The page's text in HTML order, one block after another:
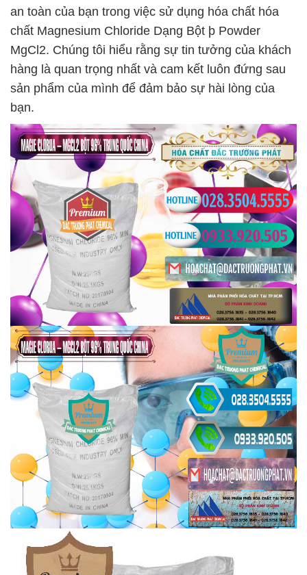
an toàn của bạn trong việc sử dụng hóa chất hóa
chất Magnesium Chloride Dạng Bột þ Powder
MgCl2. Chúng tôi hiểu rằng sự tin tưởng của khách
hàng là quan trọng nhất và cam kết luôn đứng sau
sản phẩm của mình để đảm bảo sự hài lòng của
bạn.